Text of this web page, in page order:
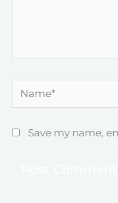
Name*
Save my name,